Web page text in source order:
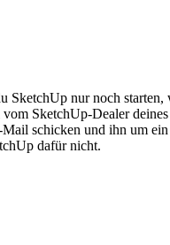
SketchUp nur noch
SketchUp-Dealer deines
schicken und ihn um
dafür nicht.